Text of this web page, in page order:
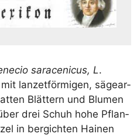
sara­ceni­cus, L.
lan­zet­för­mi­gen, säge­ar­
Blät­tern und Blu­men
drei Schuh hohe Pflan­
in ber­gich­ten Hai­nen